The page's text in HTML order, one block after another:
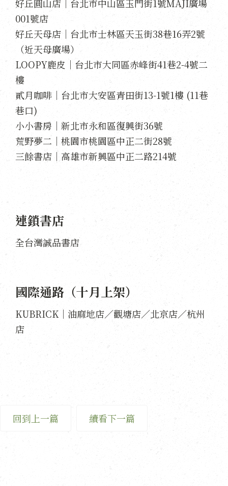
好丘圓山店｜台北市中山區玉門街1號MAJI廣場
001號店
好丘天母店｜台北市士林區天玉街38巷16弄2號
（近天母廣場）
LOOPY鹿皮｜台北市大同區赤峰街41巷2-4號二
樓
貳月咖啡｜台北市大安區青田街13-1號1樓 (11巷
巷口)
小小書房｜新北市永和區復興街36號
荒野夢二｜桃園市桃園區中正二街28號
三餘書店｜高雄市新興區中正二路214號
連鎖書店
全台灣誠品書店
國際通路（十月上架）
KUBRICK｜油麻地店／觀塘店／北京店／杭州
店
回到上一篇 續看下一篇